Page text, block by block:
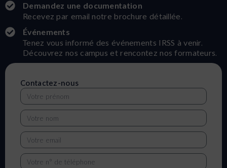
Demandez une documentation
Recevez par email notre brochure détaillée.
Événements
Tenez vous informé des événements IRSS à venir.
Découvrez nos campus et rencontez nos formateurs.
Contactez-nous